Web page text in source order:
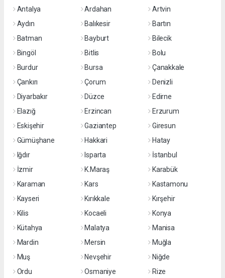
Antalya
Ardahan
Artvin
Aydın
Balıkesir
Bartın
Batman
Bayburt
Bilecik
Bingöl
Bitlis
Bolu
Burdur
Bursa
Çanakkale
Çankırı
Çorum
Denizli
Diyarbakır
Düzce
Edirne
Elazığ
Erzincan
Erzurum
Eskişehir
Gaziantep
Giresun
Gümüşhane
Hakkari
Hatay
Iğdır
Isparta
İstanbul
İzmir
K.Maraş
Karabük
Karaman
Kars
Kastamonu
Kayseri
Kırıkkale
Kırşehir
Kilis
Kocaeli
Konya
Kütahya
Malatya
Manisa
Mardin
Mersin
Muğla
Muş
Nevşehir
Niğde
Ordu
Osmaniye Rize